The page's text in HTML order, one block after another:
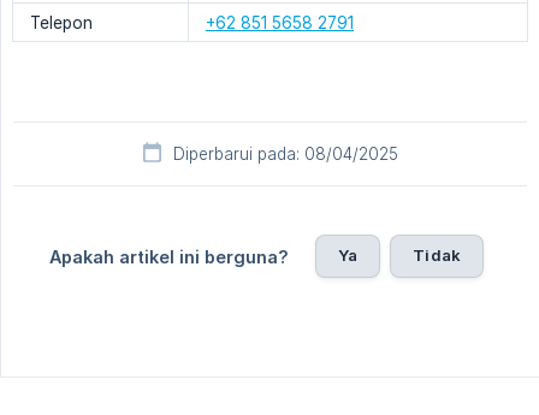
Telepon
+62 851 5658 2791
Diperbarui pada: 08/04/2025
Apakah artikel ini berguna? Ya Tidak